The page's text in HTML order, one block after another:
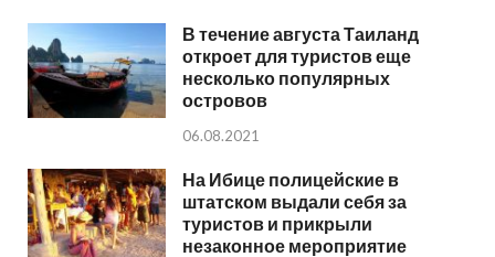
В течение августа Таиланд
откроет для туристов еще
несколько популярных
островов
06.08.2021
На Ибице полицейские в
штатском выдали себя за
туристов и прикрыли
незаконное мероприятие